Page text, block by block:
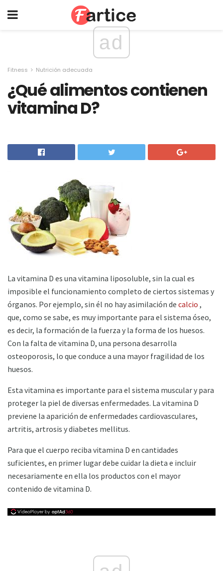
ad
Fitness Nutrición adecuada
¿Qué alimentos contienen
vitamina D?
La vitamina D es una vitamina liposoluble, sin la cual es
imposible el funcionamiento completo de ciertos sistemas y
órganos. Por ejemplo, sin él no hay asimilación de calcio ,
que, como se sabe, es muy importante para el sistema óseo,
es decir, la formación de la fuerza y ​​la forma de los huesos.
Con la falta de vitamina D, una persona desarrolla
osteoporosis, lo que conduce a una mayor fragilidad de los
huesos.
Esta vitamina es importante para el sistema muscular y para
proteger la piel de diversas enfermedades. La vitamina D
previene la aparición de enfermedades cardiovasculares,
artritis, artrosis y diabetes mellitus.
Para que el cuerpo reciba vitamina D en cantidades
suficientes, en primer lugar debe cuidar la dieta e incluir
necesariamente en ella los productos con el mayor
contenido de vitamina D.